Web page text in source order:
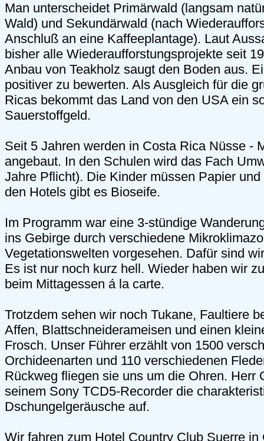
Man unterscheidet Primärwald (langsam
Wald) und Sekundärwald (nach
Anschluß an eine Kaffeeplantage). Laut
bisher alle Wiederaufforstungsprojekte seit
Anbau von Teakholz saugt den Boden aus.
positiver zu bewerten. Als Ausgleich für die
Ricas bekommt das Land von den USA ein
Sauerstoffgeld.
Seit 5 Jahren werden in Costa Rica Nüsse -
angebaut. In den Schulen wird das Fach
Jahre Pflicht). Die Kinder müssen Papier
den Hotels gibt es Bioseife.
Im Programm war eine 3-stündige
ins Gebirge durch verschiedene
Vegetationswelten vorgesehen. Dafür sind
Es ist nur noch kurz hell. Wieder haben wir
beim Mittagessen á la carte.
Trotzdem sehen wir noch Tukane, Faultiere
Affen, Blattschneiderameisen und einen
Frosch. Unser Führer erzählt von 1500
Orchideenarten und 110 verschiedenen
Rückweg fliegen sie uns um die Ohren. Herr
seinem Sony TCD5-Recorder die
Dschungelgeräusche auf.
Wir fahren zum Hotel Country Club Suerre